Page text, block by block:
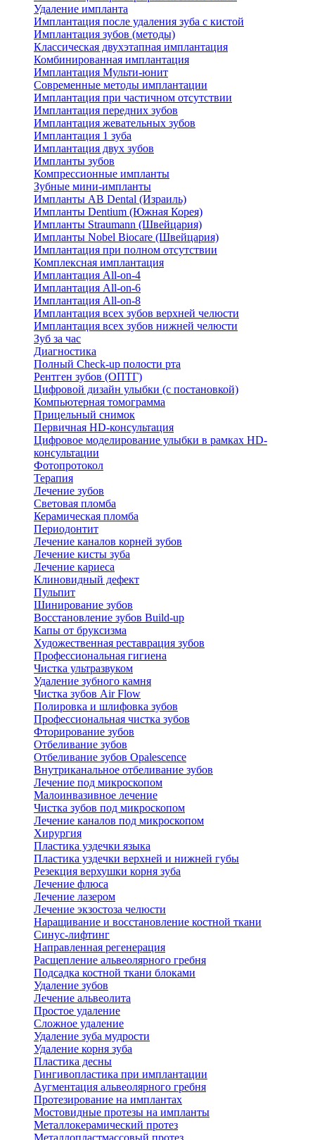
Удаление импланта
Имплантация после удаления зуба с кистой
Имплантация зубов (методы)
Классическая двухэтапная имплантация
Комбинированная имплантация
Имплантация Мульти-юнит
Современные методы имплантации
Имплантация при частичном отсутствии
Имплантация передних зубов
Имплантация жевательных зубов
Имплантация 1 зуба
Имплантация двух зубов
Импланты зубов
Компрессионные импланты
Зубные мини-импланты
Импланты AB Dental (Израиль)
Импланты Dentium (Южная Корея)
Импланты Straumann (Швейцария)
Импланты Nobel Biocare (Швейцария)
Имплантация при полном отсутствии
Комплексная имплантация
Имплантация All-on-4
Имплантация All-on-6
Имплантация All-on-8
Имплантация всех зубов верхней челюсти
Имплантация всех зубов нижней челюсти
Зуб за час
Диагностика
Полный Check-up полости рта
Рентген зубов (ОПТГ)
Цифровой дизайн улыбки (с постановкой)
Компьютерная томограмма
Прицельный снимок
Первичная HD-консультация
Цифровое моделирование улыбки в рамках HD-
консультации
Фотопротокол
Терапия
Лечение зубов
Световая пломба
Керамическая пломба
Периодонтит
Лечение каналов корней зубов
Лечение кисты зуба
Лечение кариеса
Клиновидный дефект
Пульпит
Шинирование зубов
Восстановление зубов Build-up
Капы от бруксизма
Художественная реставрация зубов
Профессиональная гигиена
Чистка ультразвуком
Удаление зубного камня
Чистка зубов Air Flow
Полировка и шлифовка зубов
Профессиональная чистка зубов
Фторирование зубов
Отбеливание зубов
Отбеливание зубов Opalescence
Внутриканальное отбеливание зубов
Лечение под микроскопом
Малоинвазивное лечение
Чистка зубов под микроскопом
Лечение каналов под микроскопом
Хирургия
Пластика уздечки языка
Пластика уздечки верхней и нижней губы
Резекция верхушки корня зуба
Лечение флюса
Лечение лазером
Лечение экзостоза челюсти
Наращивание и восстановление костной ткани
Синус-лифтинг
Направленная регенерация
Расщепление альвеолярного гребня
Подсадка костной ткани блоками
Удаление зубов
Лечение альвеолита
Простое удаление
Сложное удаление
Удаление зуба мудрости
Удаление корня зуба
Пластика десны
Гингивопластика при имплантации
Аугментация альвеолярного гребня
Протезирование на имплантах
Мостовидные протезы на импланты
Металлокерамический протез
Металлопластмассовый протез